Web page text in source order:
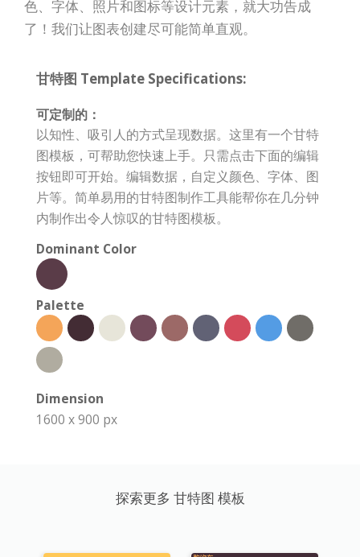
色、字体、照片和图标等设计元素，就大功告成
了！我们让图表创建尽可能简单直观。
甘特图 Template Specifications:
可定制的：
以知性、吸引人的方式呈现数据。这里有一个甘特
图模板，可帮助您快速上手。只需点击下面的编辑
按钮即可开始。编辑数据，自定义颜色、字体、图
片等。简单易用的甘特图制作工具能帮你在几分钟
内制作出令人惊叹的甘特图模板。
Dominant Color
Palette
Dimension
1600 x 900 px
探索更多 甘特图 模板